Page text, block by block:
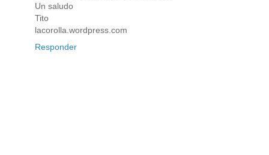
Un saludo
Tito
lacorolla.wordpress.com
Responder